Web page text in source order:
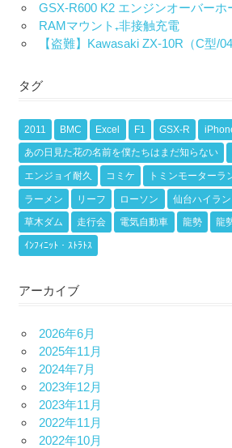
GSX-R600 K2 エンジンオーバーホ
RAMマウント₊非接触充電
【盗難】Kawasaki ZX-10R（C型/
タグ
2011 BMC Excel F1 GSX-R
あの日見た花の名前を僕たちはまだ知らない
エンジョイ耐久 コミケ トミンモーターラ
ラーメン リーフ ローソン 仙台ハイラ
草木ダム 走行会 電気自動車 龍勢 龍
ｲﾝﾌｨﾆｯﾄ・ｽﾄﾗﾄｽ
アーカイブ
2026年6月
2025年11月
2024年7月
2023年12月
2023年11月
2022年11月
2022年10月